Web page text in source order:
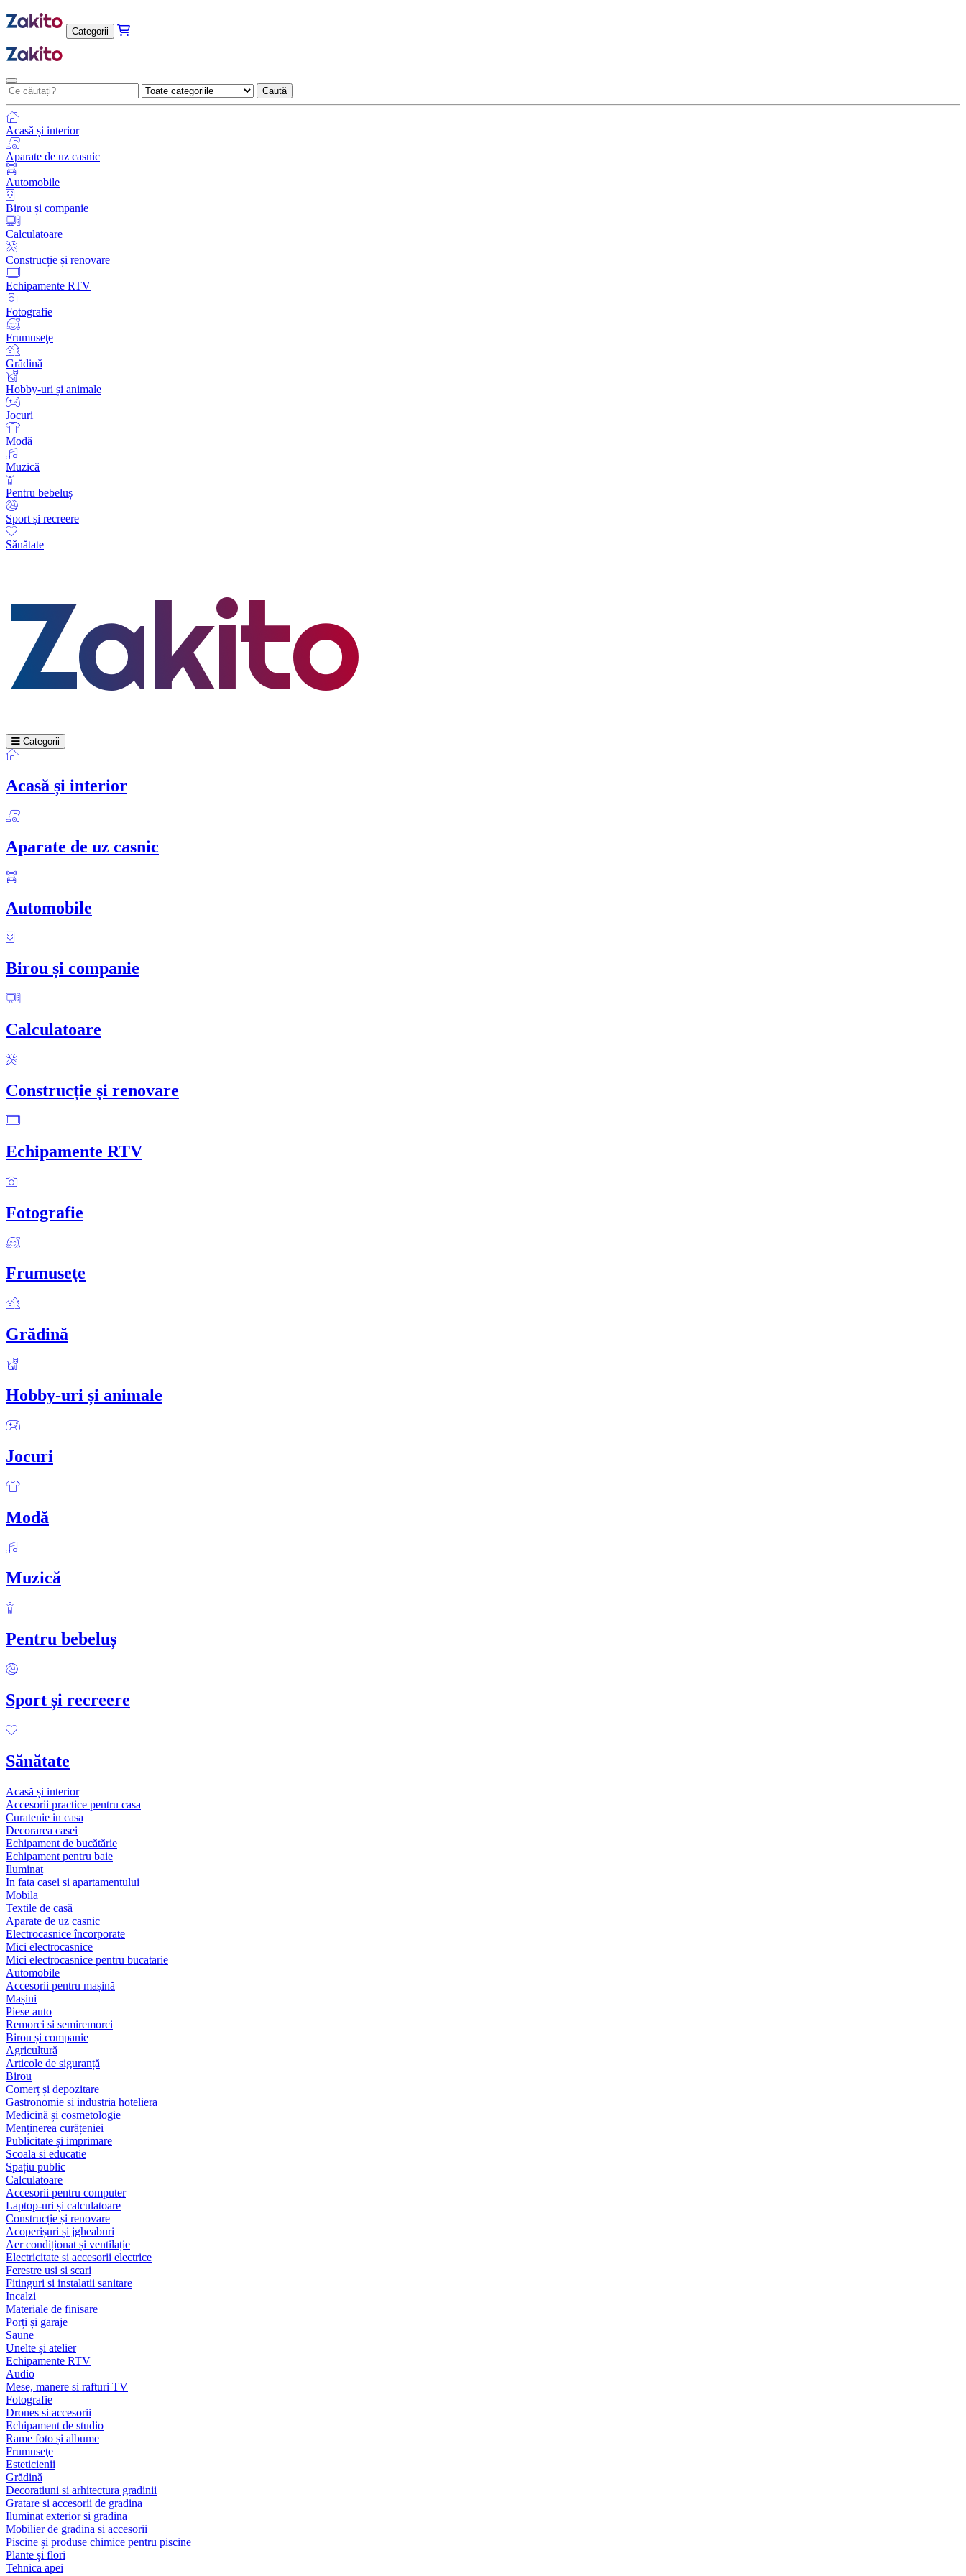
Categorii
Caută
Acasă și interior
Aparate de uz casnic
Automobile
Birou și companie
Calculatoare
Construcție și renovare
Echipamente RTV
Fotografie
Frumuseţe
Grădină
Hobby-uri și animale
Jocuri
Modă
Muzică
Pentru bebeluș
Sport și recreere
Sănătate
Categorii
Acasă și interior
Aparate de uz casnic
Automobile
Birou și companie
Calculatoare
Construcție și renovare
Echipamente RTV
Fotografie
Frumuseţe
Grădină
Hobby-uri și animale
Jocuri
Modă
Muzică
Pentru bebeluș
Sport și recreere
Sănătate
Acasă și interior
Accesorii practice pentru casa
Curatenie in casa
Decorarea casei
Echipament de bucătărie
Echipament pentru baie
Iluminat
In fata casei si apartamentului
Mobila
Textile de casă
Aparate de uz casnic
Electrocasnice încorporate
Mici electrocasnice
Mici electrocasnice pentru bucatarie
Automobile
Accesorii pentru mașină
Mașini
Piese auto
Remorci si semiremorci
Birou și companie
Agricultură
Articole de siguranță
Birou
Comerț și depozitare
Gastronomie si industria hoteliera
Medicină și cosmetologie
Menținerea curățeniei
Publicitate și imprimare
Scoala si educatie
Spațiu public
Calculatoare
Accesorii pentru computer
Laptop-uri și calculatoare
Construcție și renovare
Acoperișuri și jgheaburi
Aer condiționat și ventilație
Electricitate si accesorii electrice
Ferestre usi si scari
Fitinguri si instalatii sanitare
Incalzi
Materiale de finisare
Porți și garaje
Saune
Unelte și atelier
Echipamente RTV
Audio
Mese, manere si rafturi TV
Fotografie
Drones si accesorii
Echipament de studio
Rame foto și albume
Frumuseţe
Esteticienii
Grădină
Decoratiuni si arhitectura gradinii
Gratare si accesorii de gradina
Iluminat exterior si gradina
Mobilier de gradina si accesorii
Piscine și produse chimice pentru piscine
Plante și flori
Tehnica apei